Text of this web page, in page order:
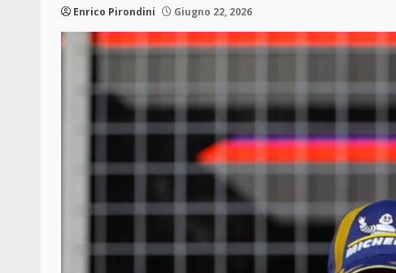
Enrico Pirondini Giugno 22, 2026